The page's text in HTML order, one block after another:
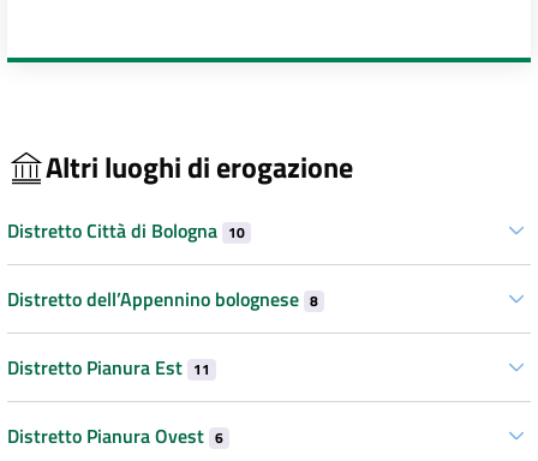
Altri luoghi di erogazione
Distretto Città di Bologna 10
Distretto dell’Appennino bolognese 8
Distretto Pianura Est 11
Distretto Pianura Ovest 6